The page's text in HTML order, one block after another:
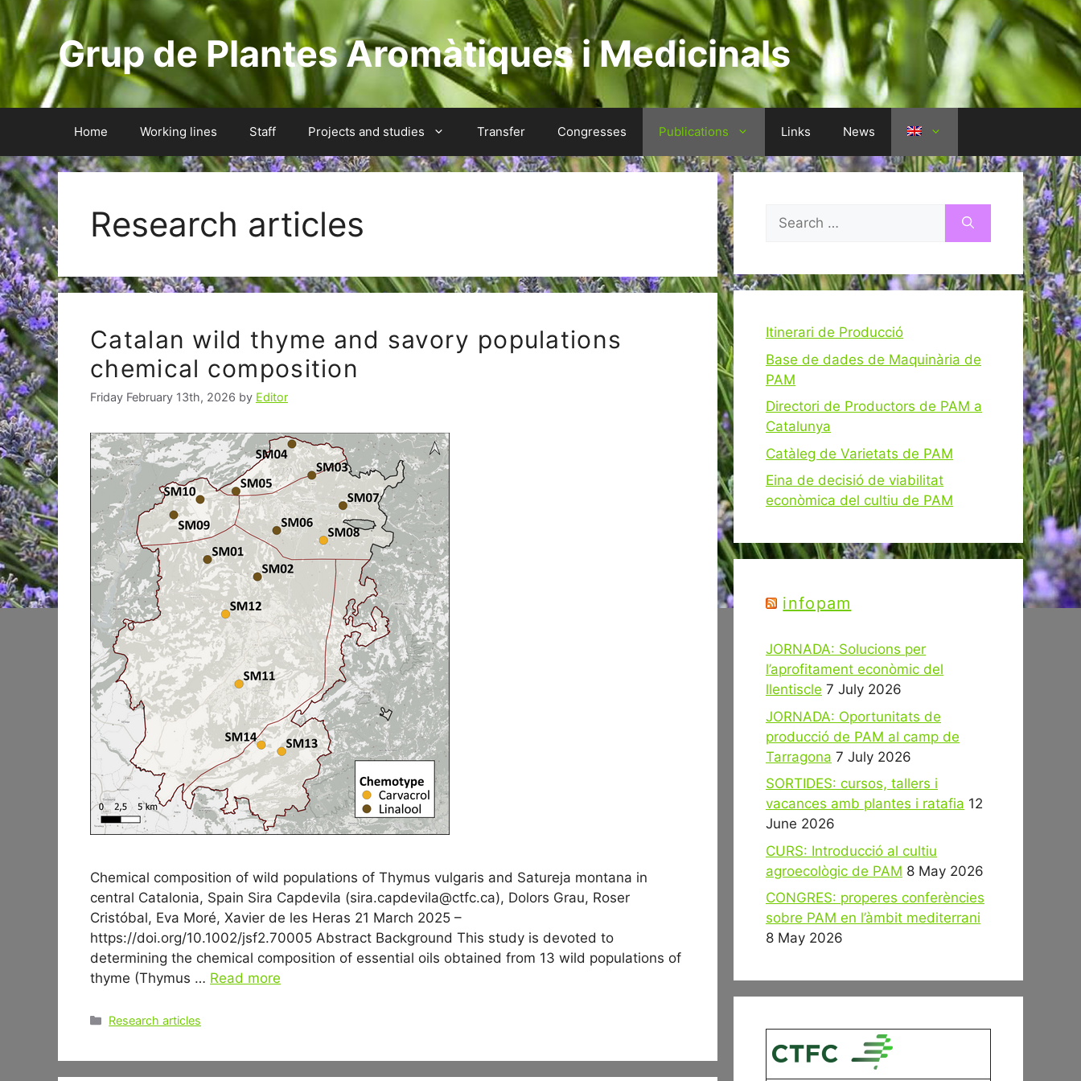
Skip
content
Grup de Plantes Aromàtiques i Medicinals
Home Working lines Staff Projects and studies Transfer Congresses Publications Links News
Research articles
Catalan wild thyme and savory populations
chemical composition
Friday February 13th, 2026 by Editor
Chemical composition of wild populations of Thymus vulgaris and Satureja montana in
central Catalonia, Spain Sira Capdevila (sira.capdevila@ctfc.ca), Dolors Grau, Roser
Cristóbal, Eva Moré, Xavier de les Heras 21 March 2025 –
https://doi.org/10.1002/jsf2.70005 Abstract Background This study is devoted to
determining the chemical composition of essential oils obtained from 13 wild populations of
thyme (Thymus … Read more
Categories
Research articles
Search
for:
Itinerari de Producció
Base de dades de Maquinària de
PAM
Directori de Productors de PAM a
Catalunya
Catàleg de Varietats de PAM
Eina de decisió de viabilitat
econòmica del cultiu de PAM
infopam
JORNADA: Solucions per
l’aprofitament econòmic del
llentiscle 7 July 2026
JORNADA: Oportunitats de
producció de PAM al camp de
Tarragona 7 July 2026
SORTIDES: cursos, tallers i
vacances amb plantes i ratafia 12
June 2026
CURS: Introducció al cultiu
agroecològic de PAM 8 May 2026
CONGRES: properes conferències
sobre PAM en l’àmbit mediterrani
8 May 2026